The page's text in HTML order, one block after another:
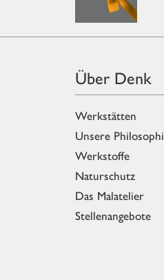
Über Denk
Werkstätten
Unsere
Werkstoffe
Naturschutz
Das Malatelier
Stellenangebote